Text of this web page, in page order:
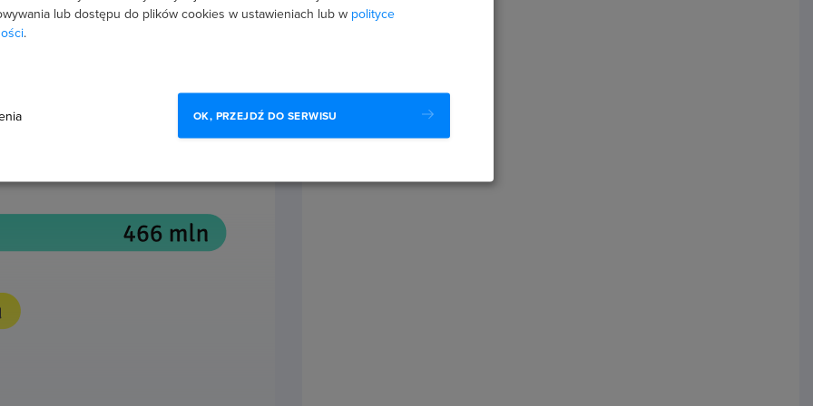
tak by jak największa
i utrudnień. O wszystkim
codziennego. Pomogą Ci one
po drodze. Będziesz
często popełnianych błędów,
lub dostępu do plików cookies w ustawieniach lub w polityce
.
OK, PRZEJDŹ DO SERWISU